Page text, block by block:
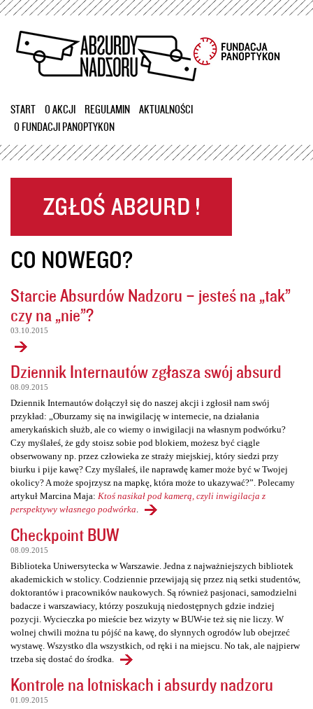
Przejdź
treści
START O AKCJI REGULAMIN
AKTUALNOŚCI
O FUNDACJI PANOPTYKON
CO NOWEGO?
Starcie Absurdów Nadzoru – jesteś na „tak”
czy na „nie”?
03.10.2015
Dziennik Internautów zgłasza swój absurd
08.09.2015
Dziennik Internautów dołączył się do naszej akcji i zgłosił nam swój
przykład: „Oburzamy się na inwigilację w internecie, na działania
amerykańskich służb, ale co wiemy o inwigilacji na własnym podwórku?
Czy myślałeś, że gdy stoisz sobie pod blokiem, możesz być ciągle
obserwowany np. przez człowieka ze straży miejskiej, który siedzi przy
biurku i pije kawę? Czy myślałeś, ile naprawdę kamer może być w Twojej
okolicy? A może spojrzysz na mapkę, która może to ukazywać?”. Polecamy
artykuł Marcina Maja: Ktoś nasikał pod kamerą, czyli inwigilacja z
perspektywy własnego podwórka
Checkpoint BUW
08.09.2015
Biblioteka Uniwersytecka w Warszawie. Jedna z najważniejszych bibliotek
akademickich w stolicy. Codziennie przewijają się przez nią setki studentów,
doktorantów i pracowników naukowych. Są również pasjonaci, samodzielni
badacze i warszawiacy, którzy poszukują niedostępnych gdzie indziej
pozycji. Wycieczka po mieście bez wizyty w BUW-ie też się nie liczy. W
wolnej chwili można tu pójść na kawę, do słynnych ogrodów lub obejrzeć
wystawę. Wszystko dla wszystkich, od ręki i na miejscu. No tak, ale najpierw
trzeba się dostać do środka.
Kontrole na lotniskach i absurdy nadzoru
01.09.2015